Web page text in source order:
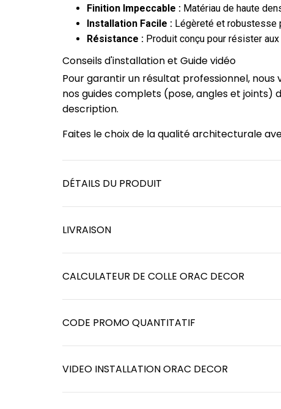
Finition Impeccable : Matériau de haute
Installation Facile : Légèreté et robustesse
Résistance : Produit conçu pour résister
Conseils d'installation et Guide vidéo
Pour garantir un résultat professionnel,
nos guides complets (pose, angles et joints)
description.
Faites le choix de la qualité architecturale
DÉTAILS DU PRODUIT
LIVRAISON
CALCULATEUR DE COLLE ORAC DECOR
CODE PROMO QUANTITATIF
VIDEO INSTALLATION ORAC DECOR